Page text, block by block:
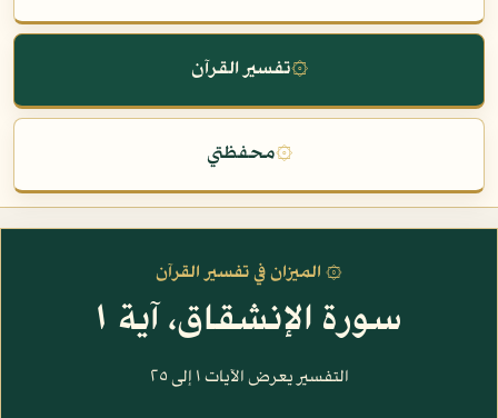
۞تفسير القرآن
۞محفظتي
۞ الميزان في تفسير القرآن
سورة الإنشقاق، آية ١
التفسير يعرض الآيات ١ إلى ٢٥